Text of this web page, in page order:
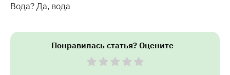
Вода? Да, вода
Понравилась статья? Оцените